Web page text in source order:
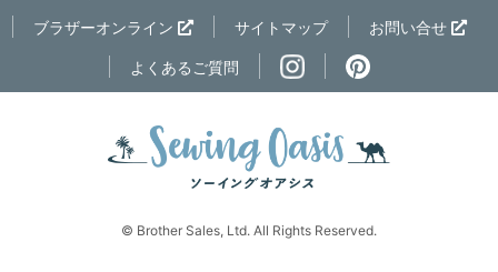
ブラザーオンライン
サイトマップ お問い合せ
よくあるご質問
© Brother Sales, Ltd. All Rights Reserved.
ページの先